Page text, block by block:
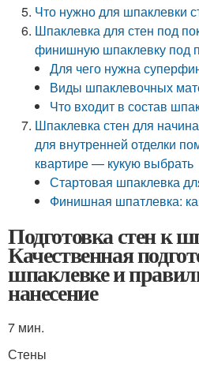
Что нужно для шпаклевки
Шпаклевка для стен под
финишную шпаклевку под
Для чего нужна
Виды шпаклевочных
Что входит в состав
Шпаклевка стен для
для внутренней отделки
квартире — кукую выбрать
Стартовая шпаклевка
Финишная шпатлевка:
Подготовка стен к
Качественная
шпаклевке и
нанесение
7 мин.
Стены